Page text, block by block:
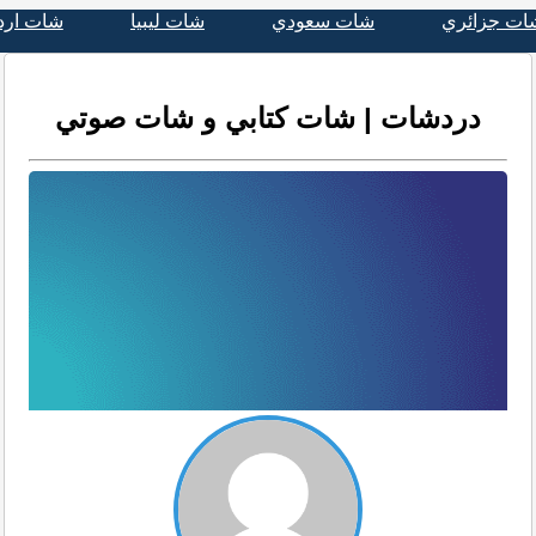
جزائري شات سعودي شات ليبيا شات
دردشات | شات كتابي و شات صوتي